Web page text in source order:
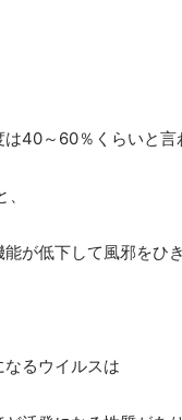
40～60％くらいと言
が低下して風邪をひ
なるウイルスは